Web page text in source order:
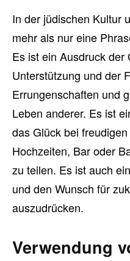
In der jüdischen Kultur
mehr als nur eine
Es ist ein Ausdruck der
Unterstützung und der
Errungenschaften und
Leben anderer. Es ist
das Glück bei
Hochzeiten, Bar oder
zu teilen. Es ist auch
und den Wunsch für
auszudrücken.
Verwendung